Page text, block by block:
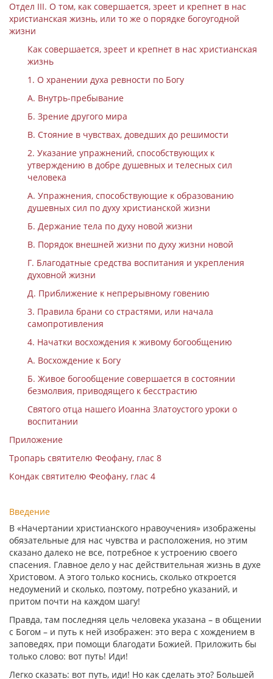
Отдел III. О том, как совершается, зреет и крепнет в нас
христианская жизнь, или то же о порядке богоугодной
жизни
Как совершается, зреет и крепнет в нас христианская
жизнь
1. О хранении духа ревности по Богу
А. Внутрь-пребывание
Б. Зрение другого мира
В. Стояние в чувствах, доведших до решимости
2. Указание упражнений, способствующих к
утверждению в добре душевных и телесных сил
человека
А. Упражнения, способствующие к образованию
душевных сил по духу христианской жизни
Б. Держание тела по духу новой жизни
В. Порядок внешней жизни по духу жизни новой
Г. Благодатные средства воспитания и укрепления
духовной жизни
Д. Приближение к непрерывному говению
3. Правила брани со страстями, или начала
самопротивления
4. Начатки восхождения к живому богообщению
А. Восхождение к Богу
Б. Живое богообщение совершается в состоянии
безмолвия, приводящего к бесстрастию
Святого отца нашего Иоанна Златоустого уроки о
воспитании
Приложение
Тропарь святителю Феофану, глас 8
Кондак святителю Феофану, глас 4
Введение
В «Начертании христианского нравоучения» изображены
обязательные для нас чувства и расположения, но этим
сказано далеко не все, потребное к устроению своего
спасения. Главное дело у нас действительная жизнь в духе
Христовом. А этого только коснись, сколько откроется
недоумений и сколько, поэтому, потребно указаний, и
притом почти на каждом шагу!
Правда, там последняя цель человека указана – в общении
с Богом – и путь к ней изображен: это вера с хождением в
заповедях, при помощи благодати Божией. Приложить бы
только слово: вот путь! Иди!
Легко сказать: вот путь, иди! Но как сделать это? Большей